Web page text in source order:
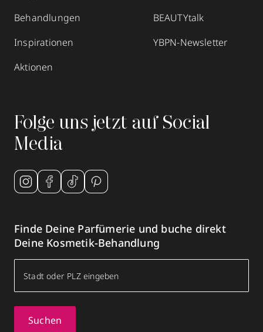
Behandlungen
Inspirationen
Aktionen
BEAUTYtalk
YBPN-Newsletter
Folge uns jetzt auf Social
Media
Finde Deine Parfümerie und buche direkt
Deine Kosmetik-Behandlung
Suchen